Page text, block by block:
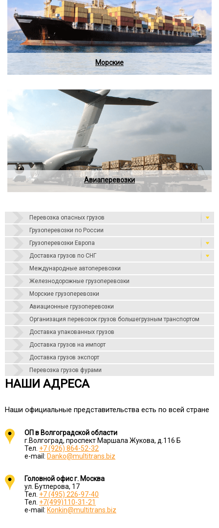
Перевозка опасных грузов
Грузоперевозки по России
Грузоперевозки Европа
Доставка грузов по СНГ
Международные автоперевозки
Железнодорожные грузоперевозки
Морские грузоперевозки
Авиационные грузоперевозки
Организация перевозок грузов большегрузным транспортом
Доставка упакованных грузов
Доставка грузов на импорт
Доставка грузов экспорт
Перевозка грузов фурами
Морские
Авиаперевозки
НАШИ АДРЕСА
Наши официальные представительства есть по всей стране
ОП в Волгоградской области
г.Волгоград, проспект Маршала Жукова, д.116 Б
Тел. +7 (926) 864-52-32
e-mail: Danko@multitrans.biz
Головной офис г. Москва
ул. Бутлерова, 17
Тел. +7 (495) 226-97-40
Тел. +7(499)110-31-21
e-mail: Konkin@multitrans.biz